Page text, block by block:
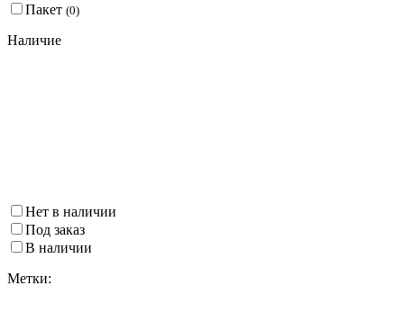
Пакет (0)
Наличие
Нет в наличии
Под заказ
В наличии
Метки: